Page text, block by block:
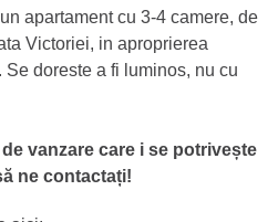
apartament cu 3-4 camere, de
Victoriei, in aproprierea
doreste a fi luminos, nu cu
vanzare care i se potrivește
ne contactați!